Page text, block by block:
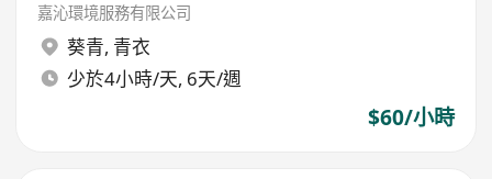
嘉沁環境服務有限公司
葵青, 青衣
少於4小時/天, 6天/週
$60/小時